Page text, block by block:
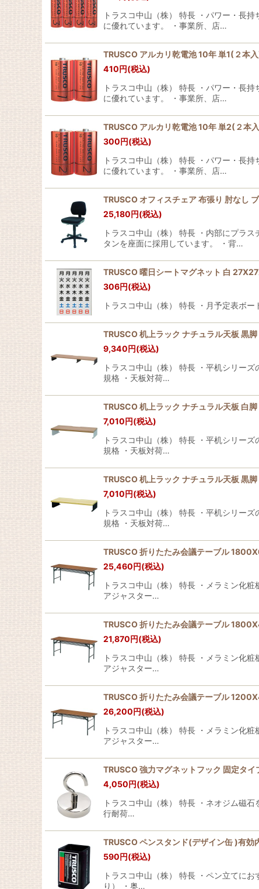
トラスコ中山（株） 特長 ・パワー・長
に優れています。 ・事業所、店…
TRUSCO アルカリ乾電池 10年 単1(２
410円(税込)
トラスコ中山（株） 特長 ・パワー・長
に優れています。 ・事業所、店…
TRUSCO アルカリ乾電池 10年 単2(２
300円(税込)
トラスコ中山（株） 特長 ・パワー・長
に優れています。 ・事業所、店…
TRUSCO オフィスチェア 布張り 肘な
25,180円(税込)
トラスコ中山（株） 特長 ・内部にプラ
タンを座面に採用しています。 ・背…
TRUSCO 曜日シートマグネット 白
306円(税込)
トラスコ中山（株） 特長 ・月予定表ボ
TRUSCO 机上ラック ナチュラル天板
9,340円(税込)
トラスコ中山（株） 特長 ・平机シリー
規格 ・天板対荷…
TRUSCO 机上ラック ナチュラル天板
7,010円(税込)
トラスコ中山（株） 特長 ・平机シリー
規格 ・天板対荷…
TRUSCO 机上ラック ナチュラル天板
7,010円(税込)
トラスコ中山（株） 特長 ・平机シリー
規格 ・天板対荷…
TRUSCO 折りたたみ会議テーブル
25,460円(税込)
トラスコ中山（株） 特長 ・メラミン化
アジャスター…
TRUSCO 折りたたみ会議テーブル
21,870円(税込)
トラスコ中山（株） 特長 ・メラミン化
アジャスター…
TRUSCO 折りたたみ会議テーブル
26,200円(税込)
トラスコ中山（株） 特長 ・メラミン化
アジャスター…
TRUSCO 強力マグネットフック 固定
4,050円(税込)
トラスコ中山（株） 特長 ・ネオジム磁
行耐荷…
TRUSCO ペンスタンド(デザイン缶 )
590円(税込)
トラスコ中山（株） 特長 ・ペン立てに
り） ・奥…